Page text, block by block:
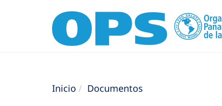
Inicio Documentos